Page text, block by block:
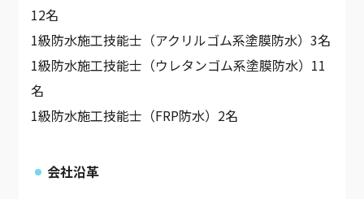
12名
1級防水施工技能士（アクリルゴム系塗膜防水）3名
1級防水施工技能士（ウレタンゴム系塗膜防水）11
名
1級防水施工技能士（FRP防水）2名
会社沿革